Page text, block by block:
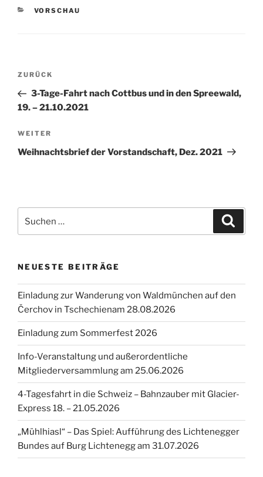
KATEGORIEN
VORSCHAU
Beitragsnavigation
Vorheriger
Beitrag
ZURÜCK
3-Tage-Fahrt nach Cottbus und in den Spreewald,
19. – 21.10.2021
Nächster
Beitrag
WEITER
Weihnachtsbrief der Vorstandschaft, Dez. 2021
nach:
NEUESTE BEITRÄGE
Einladung zur Wanderung von Waldmünchen auf den
Čerchov in Tschechienam 28.08.2026
Einladung zum Sommerfest 2026
Info-Veranstaltung und außerordentliche
Mitgliederversammlung am 25.06.2026
4-Tagesfahrt in die Schweiz – Bahnzauber mit Glacier-
Express 18. – 21.05.2026
„Mühlhiasl“ – Das Spiel: Aufführung des Lichtenegger
Bundes auf Burg Lichtenegg am 31.07.2026